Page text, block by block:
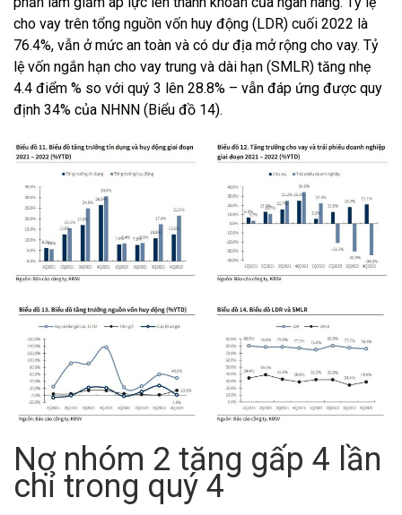
cho vay trên tổng nguồn vốn huy động (LDR) cuối 2022 là
76.4%, vẫn ở mức an toàn và có dư địa mở rộng cho vay. Tỷ
lệ vốn ngắn hạn cho vay trung và dài hạn (SMLR) tăng nhẹ
4.4 điểm % so với quý 3 lên 28.8% – vẫn đáp ứng được quy
định 34% của NHNN (Biểu đồ 14).
Nợ nhóm 2 tăng gấp 4 lần
chỉ trong quý 4